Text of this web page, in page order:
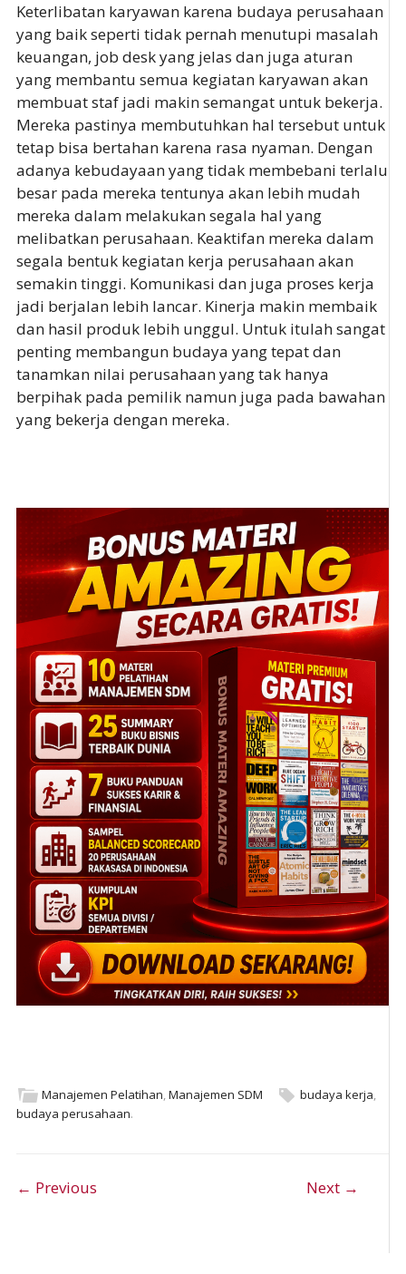
Keterlibatan karyawan karena budaya perusahaan
yang baik seperti tidak pernah menutupi masalah
keuangan, job desk yang jelas dan juga aturan
yang membantu semua kegiatan karyawan akan
membuat staf jadi makin semangat untuk bekerja.
Mereka pastinya membutuhkan hal tersebut untuk
tetap bisa bertahan karena rasa nyaman. Dengan
adanya kebudayaan yang tidak membebani terlalu
besar pada mereka tentunya akan lebih mudah
mereka dalam melakukan segala hal yang
melibatkan perusahaan. Keaktifan mereka dalam
segala bentuk kegiatan kerja perusahaan akan
semakin tinggi. Komunikasi dan juga proses kerja
jadi berjalan lebih lancar. Kinerja makin membaik
dan hasil produk lebih unggul. Untuk itulah sangat
penting membangun budaya yang tepat dan
tanamkan nilai perusahaan yang tak hanya
berpihak pada pemilik namun juga pada bawahan
yang bekerja dengan mereka.
Manajemen Pelatihan,Manajemen SDM budaya kerja,
budaya perusahaan.
Post navigation
← Previous Next →